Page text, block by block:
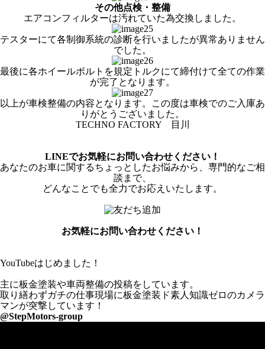
その他点検・整備
エアコンフィルターは汚れていた為交換しました。
テスターにて各制御系統の診断を行いましたが異常ありません
でした。
最後に各ホイールボルトを規定トルクにて締付けて全ての作業
が完了となります。
以上が車検整備の内容となります。この度は車検でのご入庫あ
りがとうございました。
TECHNO FACTORY 目川
LINEでお気軽にお問い合わせください！
あなたのお車に関するちょっとしたお悩みから、専門的なご相
談まで、
どんなことでも全力でお応えいたします。
お気軽にお問い合わせください！
YouTubeはじめました！
主に板金塗装や車両整備の投稿をしています。
取り繕わずガチの仕事現場に板金塗装ド素人知識ゼロのカメラ
マンが突撃しています！
@StepMotors-group